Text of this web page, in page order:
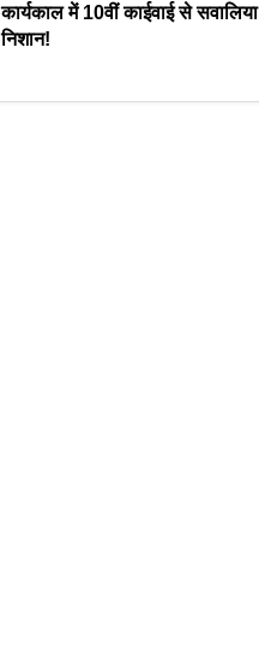
कार्यकाल में 10वीं काईवाई से सवालिया
निशान!